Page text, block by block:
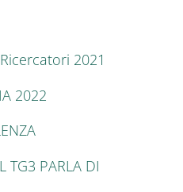
2021
2022
TG3 PARLA DI